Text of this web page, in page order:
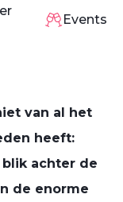
Events
van al het
heeft:
achter de
de enorme